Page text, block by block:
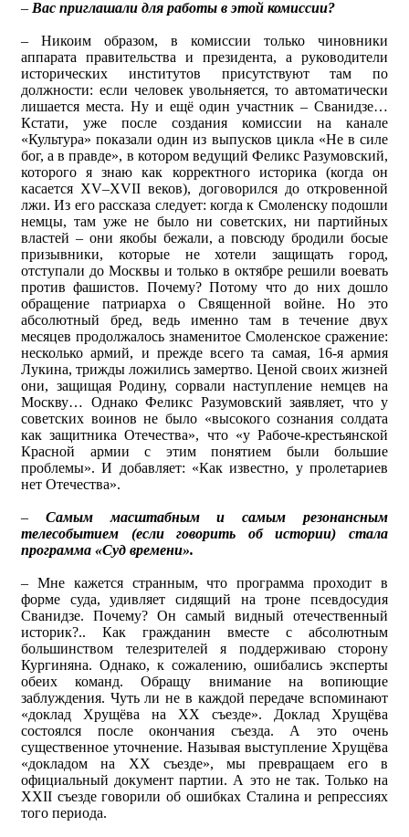
– Вас приглашали для работы в этой комиссии?
– Никоим образом, в комиссии только чиновники
аппарата правительства и президента, а руководители
исторических институтов присутствуют там по
должности: если человек увольняется, то автоматически
лишается места. Ну и ещё один участник – Сванидзе…
Кстати, уже после создания комиссии на канале
«Культура» показали один из выпусков цикла «Не в силе
бог, а в правде», в котором ведущий Феликс Разумовский,
которого я знаю как корректного историка (когда он
касается XV–XVII веков), договорился до откровенной
лжи. Из его рассказа следует: когда к Смоленску подошли
немцы, там уже не было ни советских, ни партийных
властей – они якобы бежали, а повсюду бродили босые
призывники, которые не хотели защищать город,
отступали до Москвы и только в октябре решили воевать
против фашистов. Почему? Потому что до них дошло
обращение патриарха о Священной войне. Но это
абсолютный бред, ведь именно там в течение двух
месяцев продолжалось знаменитое Смоленское сражение:
несколько армий, и прежде всего та самая, 16-я армия
Лукина, трижды ложились замертво. Ценой своих жизней
они, защищая Родину, сорвали наступление немцев на
Москву… Однако Феликс Разумовский заявляет, что у
советских воинов не было «высокого сознания солдата
как защитника Отечества», что «у Рабоче-крестьянской
Красной армии с этим понятием были большие
проблемы». И добавляет: «Как известно, у пролетариев
нет Отечества».
– Самым масштабным и самым резонансным
телесобытием (если говорить об истории) стала
программа «Суд времени».
– Мне кажется странным, что программа проходит в
форме суда, удивляет сидящий на троне псевдосудия
Сванидзе. Почему? Он самый видный отечественный
историк?.. Как гражданин вместе с абсолютным
большинством телезрителей я поддерживаю сторону
Кургиняна. Однако, к сожалению, ошибались эксперты
обеих команд. Обращу внимание на вопиющие
заблуждения. Чуть ли не в каждой передаче вспоминают
«доклад Хрущёва на ХХ съезде». Доклад Хрущёва
состоялся после окончания съезда. А это очень
существенное уточнение. Называя выступление Хрущёва
«докладом на ХХ съезде», мы превращаем его в
официальный документ партии. А это не так. Только на
ХХII съезде говорили об ошибках Сталина и репрессиях
того периода.